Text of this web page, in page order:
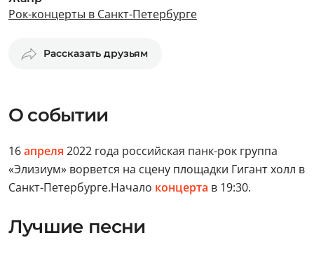
Рок-концерты в Санкт-Петербурге
Рассказать друзьям
О событии
16апреля 2022 года российская панк-рок группа
«Элизиум» ворвется на сцену площадки Гигант холл в
Санкт-Петербурге.Начало концерта в 19:30.
Лучшие песни